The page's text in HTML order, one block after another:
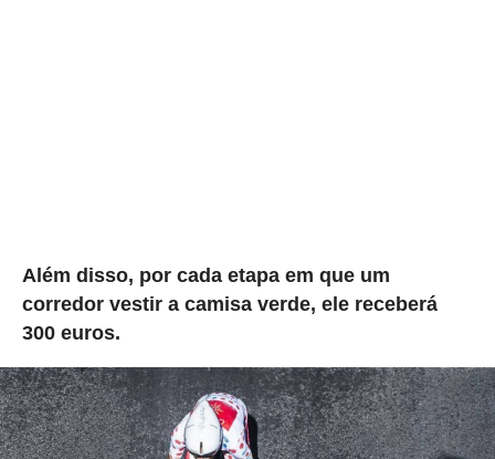
Além disso, por cada etapa em que um
corredor vestir a camisa verde, ele receberá
300 euros.